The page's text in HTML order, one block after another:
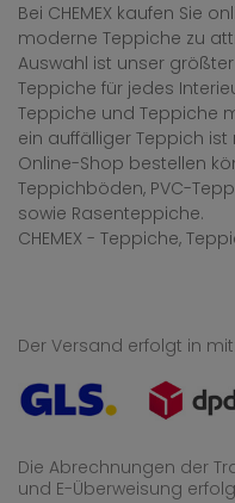
Bei CHEMEX kaufen Sie
moderne Teppiche zu
Auswahl ist unser
Teppiche für jedes
Teppiche und Teppiche
ein auffälliger Teppich ist
Online-Shop bestellen
Teppichböden, PVC-
sowie Rasenteppiche.
CHEMEX - Teppiche,
Der Versand erfolgt in mit:
Die Abrechnungen der
und E-Überweisung